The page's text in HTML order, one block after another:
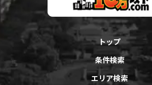
トップ
条件検索
エリア検索